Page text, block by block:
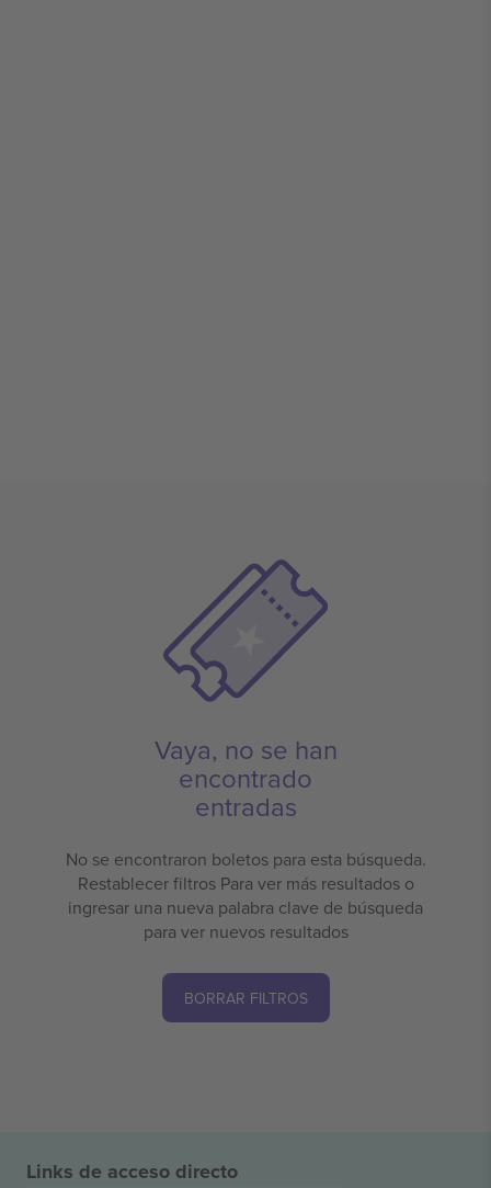
Vaya, no se han
encontrado
entradas
No se encontraron boletos para esta búsqueda.
Restablecer filtros Para ver más resultados o
ingresar una nueva palabra clave de búsqueda
para ver nuevos resultados
BORRAR FILTROS
Links de acceso directo